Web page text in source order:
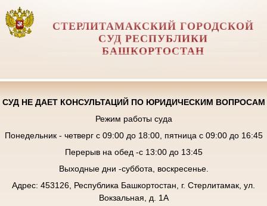
СТЕРЛИТАМАКСКИЙ ГОРОДСКОЙ
СУД РЕСПУБЛИКИ
БАШКОРТОСТАН
СУД НЕ ДАЕТ КОНСУЛЬТАЦИЙ ПО ЮРИДИЧЕСКИМ ВОПРОСАМ
Режим работы суда
Понедельник - четверг с 09:00 до 18:00, пятница с 09:00 до 16:45
Перерыв на обед -с 13:00 до 13:45
Выходные дни -суббота, воскресенье.
Адрес: 453126, Республика Башкортостан, г. Стерлитамак, ул.
Вокзальная, д. 1А